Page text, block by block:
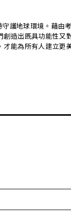
守護地球環境。藉由
創造出既具功能性又
才能為所有人建立更